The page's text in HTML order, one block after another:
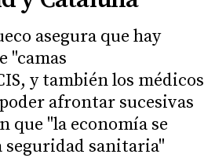
asegura que hay
"camas
y también los médicos
afrontar sucesivas
que "la economía se
seguridad sanitaria"